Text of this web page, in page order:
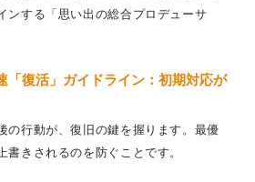
ンする「思い出の総合プロデューサ
「復活」ガイドライン：初期対応が
の行動が、復旧の鍵を握ります。最優
きされるのを防ぐことです。